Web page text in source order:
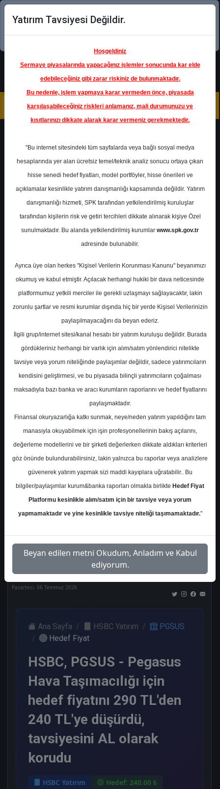
Şimdi uygulamayı indirin!
PGSUS- PEGASUS HAVA
TAŞIMACILIĞI A.Ş.
Hedef Fiyat 240.00 ₺
Getiri
%0.00
1 1
En Yüksek Tahmin
Ortalama Fiyat Tahmini
Ortalama Getiri Potansiyeli
Kurum Sayısı
18
9 2
Paralel
Get.
2
Üstü
Get.
2
Yok
2
1
Pazartesi, 06 Temmuz 2026
Ana Sayfa HSBC Yatırım
PGSUS
Hedef Fiyat
HSBC, PGSUS - Pegasus
Hava Taşımacılığı için
hedef fiyatını 290 TL'den
240 TL'ye düşürdü,
tavsiyesini AL olarak
korudu
HSBC Yatırım
Hedef: 240.00 ₺
Yatırım Tavsiyesi Değildir.
Hoşgeldiniz
Sermaye piyasalarında yapacağınız işlemler sonucunda kar elde
edebileceğiniz gibi zarar riskiniz de bulunmaktadır.
Bu nedenle, işlem yapmaya karar vermeden önce, piyasada
karşılaşabileceğiniz riskleri anlamanız, mali durumunuzu ve
kısıtlarınızı dikkate alarak karar vermeniz gerekmektedir.
"Bu internet sitesindeki tüm sayfalarda veya bağlı sosyal medya
hesaplarında yer alan ücretsiz temel/teknik analiz sonucu ortaya çıkan
hisse senedi hedef fiyatları, model portföyler, hisse önerileri ve
açıklamalar kesinlikle yatırım danışmanlığı kapsamında değildir. Yatırım
danışmanlığı hizmeti, SPK tarafından yetkilendirilmiş kuruluşlar
tarafından kişilerin risk ve getiri tercihleri dikkate alınarak kişiye Özel
sunulmaktadır. Bu alanda yetkilendirilmiş kurumlar www.spk.gov.tr
adresinde bulunabilir.
Ayrıca üye olan herkes "Kişisel Verilerin Korunması Kanunu" beyanımızı
okumuş ve kabul etmiştir. Açılacak herhangi hukiki bir dava neticesinde
platformumuz yetkili merciler ile gerekli uzlaşmayı sağlayacaktır, lakin
zorunlu şartlar ve resmi kurumlar dışında hiç bir yerde Kişisel Verilerinizin
paylaşılmayacağını da beyan ederiz.
İlgili grup/internet sitesi/kanal hesabı bir yatırım kuruluşu değildir. Burada
gördükleriniz herhangi bir varlık için alım/satım yönlendirici nitelikte
tavsiye veya yorum niteliğinde paylaşımlar değildir, sadece yatırımcıların
kendisini geliştirmesi, ve bu piyasada bilinçli yatırımcıların çoğalması
maksadıyla bazı banka ve aracı kurumların raporlarını ve hedef fiyatlarını
paylaşmaktadır.
Finansal okuryazarlığa katkı sunmak, neye/neden yatırım yapıldığını tam
manasıyla okuyabilmek için işin profesyonellerinin bakış açılarını,
değerleme modellerini ve bir şirketi değerlerken dikkate aldıkları kriterleri
göz önünde bulundurabilirsiniz, lakin yalnızca bu raporlar veya analizlere
güvenerek yatırım yapmak sizi maddi kayıplara uğratabilir.. Bu
bilgiler/paylaşımlar kurum&banka raporları olmakla birlikte Hedef Fiyat
Platformu kesinlikle alım/satım için bir tavsiye veya yorum
yapmamaktadır ve yine kesinlikle tavsiye niteliği taşımamaktadır."
Beyan edilen metni Okudum, Anladım ve Kabul
ediyorum.